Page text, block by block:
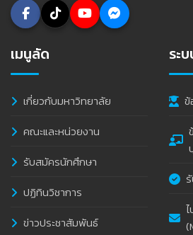
เมนูลัด
เกี่ยวกับมหาวิทยาลัย
คณะและหน่วยงาน
รับสมัครนักศึกษา
ปฏิทินวิชาการ
ข่าวประชาสัมพันธ์
ระ